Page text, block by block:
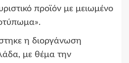
προϊόν με μειωμένο
η διοργάνωση
με θέμα την